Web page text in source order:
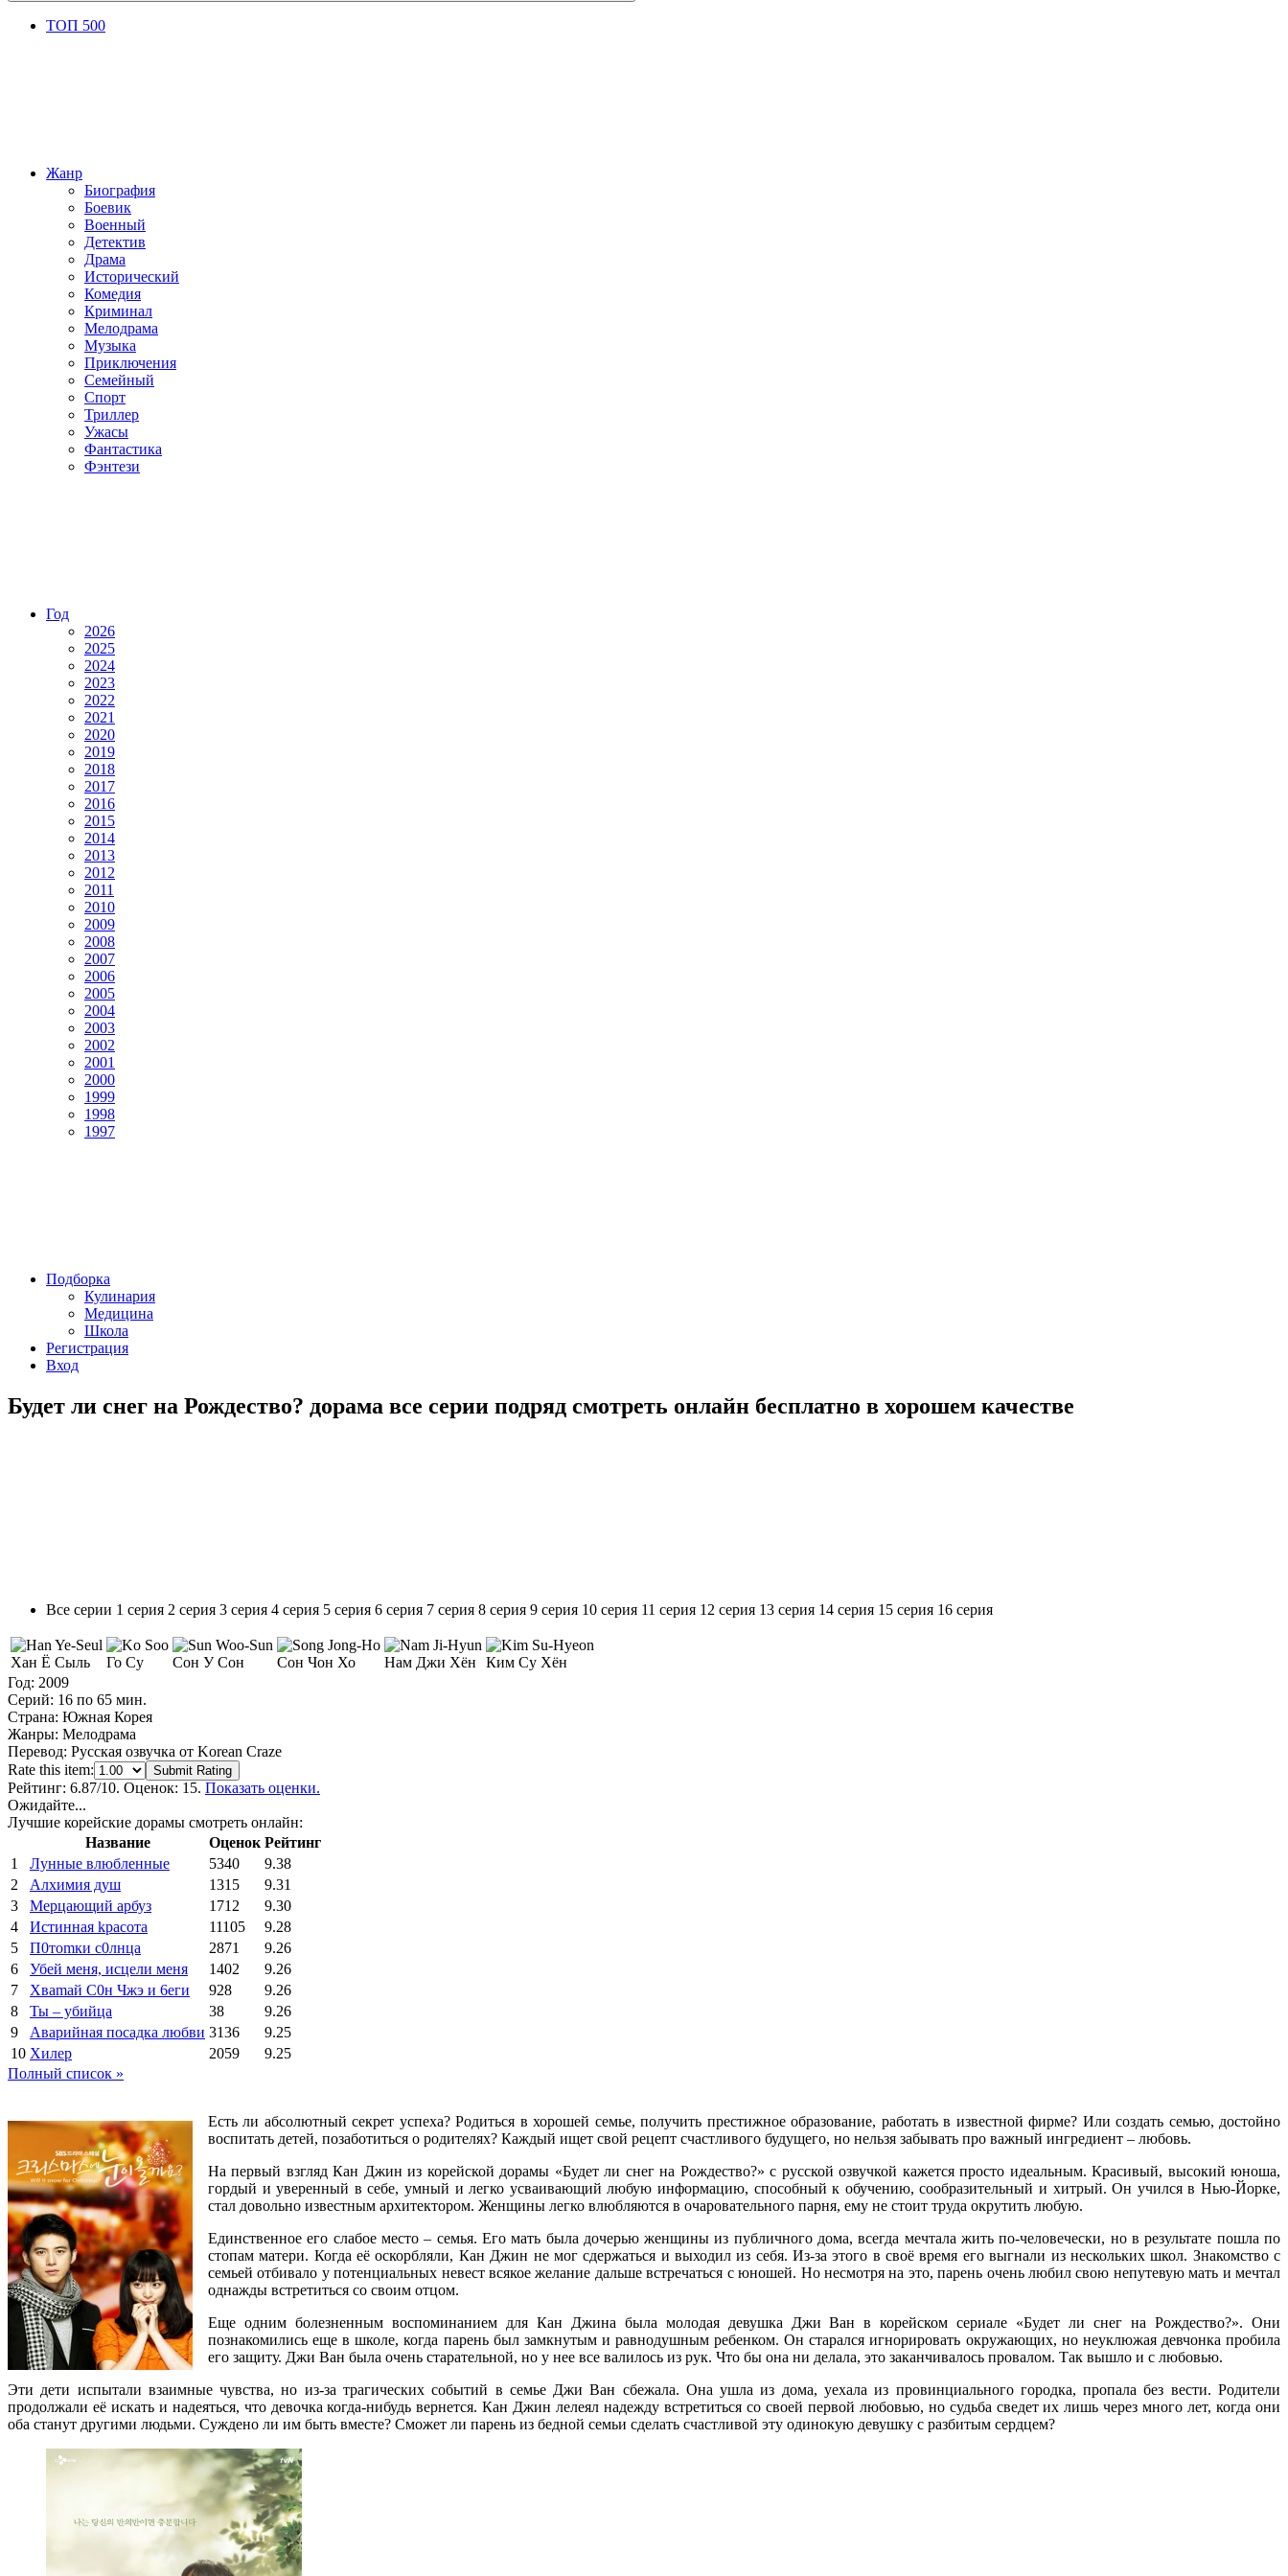
ТОП 500
Жанр
Биография
Боевик
Военный
Детектив
Драма
Исторический
Комедия
Криминал
Мелодрама
Музыка
Приключения
Семейный
Спорт
Триллер
Ужасы
Фантастика
Фэнтези
Год
2026
2025
2024
2023
2022
2021
2020
2019
2018
2017
2016
2015
2014
2013
2012
2011
2010
2009
2008
2007
2006
2005
2004
2003
2002
2001
2000
1999
1998
1997
Подборка
Кулинария
Медицина
Школа
Регистрация
Вход
Будет ли снег на Рождество? дорама все серии подряд смотреть онлайн бесплатно в хорошем качестве
Все серии 1 серия 2 серия 3 серия 4 серия 5 серия 6 серия 7 серия 8 серия 9 серия 10 серия 11 серия 12 серия 13 серия 14 серия 15 серия 16 серия
Хан Ё Сыль Го Су Сон У Сон Сон Чон Хо Нам Джи Хён
Ким Су Хён
Год: 2009
Серий: 16 по 65 мин.
Страна: Южная Корея
Жанры: Мелодрама
Перевод: Русская озвучка от Korean Craze
Rate this item:
Submit Rating
Рейтинг: 6.87/10. Оценок: 15. Показать оценки.
Ожидайте...
Лучшие корейские дорамы смотреть онлайн:
Название
Оценок Рейтинг
1
Лунные влюбленные 5340
9.38
2
Алхимия душ 1315
9.31
3
Мерцающий арбуз 1712
9.30
4
Иcтиннaя kрасoтa 11105
9.28
5
П0тоmки c0лнцa 2871
9.26
6
Убей меня, исцели меня 1402
9.26
7
Xваmай С0н Чжэ и 6еги 928
9.26
8
Ты – убийца 38
9.26
9
Аварийная посадка любви 3136
9.25
10 Хилер 2059
9.25
Полный список »
Есть ли абсолютный секрет успеха? Родиться в хорошей семье, получить престижное образование, работать в известной фирме? Или создать семью, достойно
воспитать детей, позаботиться о родителях? Каждый ищет свой рецепт счастливого будущего, но нельзя забывать про важный ингредиент – любовь.
На первый взгляд Кан Джин из корейской дорамы «Будет ли снег на Рождество?» с русской озвучкой кажется просто идеальным. Красивый, высокий юноша,
гордый и уверенный в себе, умный и легко усваивающий любую информацию, способный к обучению, сообразительный и хитрый. Он учился в Нью-Йорке,
стал довольно известным архитектором. Женщины легко влюбляются в очаровательного парня, ему не стоит труда окрутить любую.
Единственное его слабое место – семья. Его мать была дочерью женщины из публичного дома, всегда мечтала жить по-человечески, но в результате пошла по
стопам матери. Когда её оскорбляли, Кан Джин не мог сдержаться и выходил из себя. Из-за этого в своё время его выгнали из нескольких школ. Знакомство с
семьей отбивало у потенциальных невест всякое желание дальше встречаться с юношей. Но несмотря на это, парень очень любил свою непутевую мать и мечтал
однажды встретиться со своим отцом.
Еще одним болезненным воспоминанием для Кан Джина была молодая девушка Джи Ван в корейском сериале «Будет ли снег на Рождество?». Они
познакомились еще в школе, когда парень был замкнутым и равнодушным ребенком. Он старался игнорировать окружающих, но неуклюжая девчонка пробила
его защиту. Джи Ван была очень старательной, но у нее все валилось из рук. Что бы она ни делала, это заканчивалось провалом. Так вышло и с любовью.
Эти дети испытали взаимные чувства, но из-за трагических событий в семье Джи Ван сбежала. Она ушла из дома, уехала из провинциального городка, пропала без вести. Родители
продолжали её искать и надеяться, что девочка когда-нибудь вернется. Кан Джин лелеял надежду встретиться со своей первой любовью, но судьба сведет их лишь через много лет, когда они
оба станут другими людьми. Суждено ли им быть вместе? Сможет ли парень из бедной семьи сделать счастливой эту одинокую девушку с разбитым сердцем?